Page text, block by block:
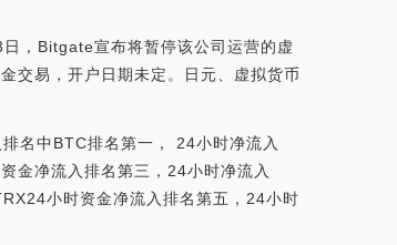
，Bitgate宣布将暂停该公司运营的虚
交易，开户日期未定。日元、虚拟货币
名中BTC排名第一， 24小时净流入
金净流入排名第三，24小时净流入
小时资金净流入排名第五，24小时